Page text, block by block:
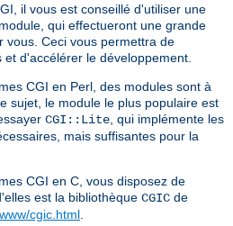
il vous est conseillé d'utiliser une
qui effectueront une grande
vous. Ceci vous permettra de
d'accélérer le développement.
CGI en Perl, des modules sont à
sujet, le module le plus populaire est
CGI::Lite , qui implémente les
mais suffisantes pour la
CGI en C, vous disposez de
est la bibliothèque CGIC de
cgic.html